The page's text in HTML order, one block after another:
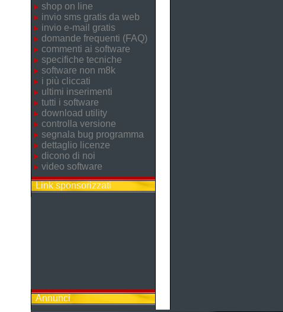
shop on line
invio sms gratis da web
invio e-mail gratis
domande frequenti (FAQ)
commenti ai software
specifiche tecniche
software non m8k
i più cliccati
ultimi inserimenti
tutti i software
download utility
controlla versione
segnala bug programma
dettaglio licenze
dicono di noi
video software
Link sponsorizzati
Annunci